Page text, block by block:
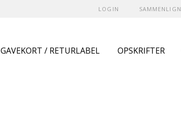
LOGIN SAMMENLIGN
GAVEKORT / RETURLABEL OPSKRIFTER